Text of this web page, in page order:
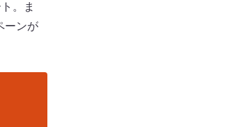
。ま
ーンが